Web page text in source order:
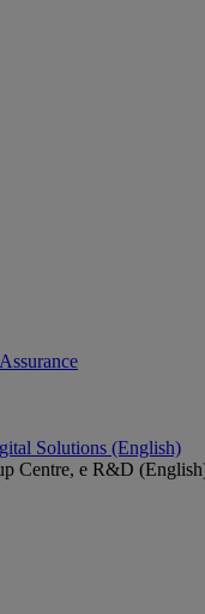
Solutions (English)